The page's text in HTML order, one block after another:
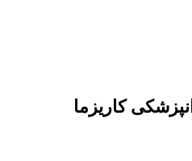
کاریزما